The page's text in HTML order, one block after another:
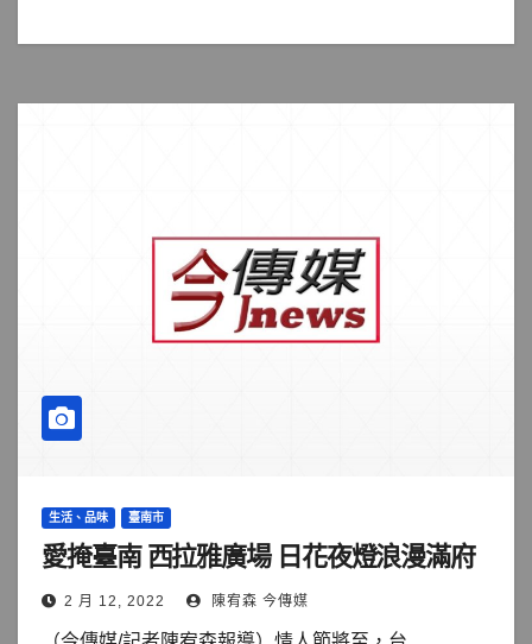
生活、品味 臺南市
愛掩臺南 西拉雅廣場 日花夜燈浪漫滿府
2 月 12, 2022 陳宥森 今傳媒